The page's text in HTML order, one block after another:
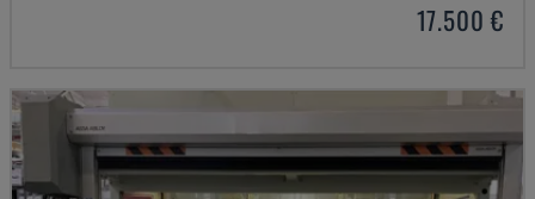
17.500 €